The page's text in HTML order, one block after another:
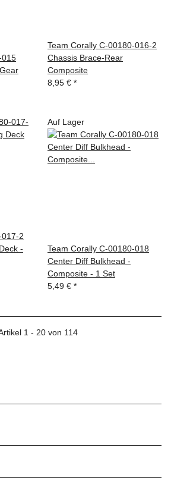
015
Team Corally C-00180-016-2
Chassis Brace-Rear
Composite
8,95 € *
2
-
Auf Lager
Team Corally C-00180-018
Center Diff Bulkhead -
Composite - 1 Set
5,49 € *
1 - 20 von 114